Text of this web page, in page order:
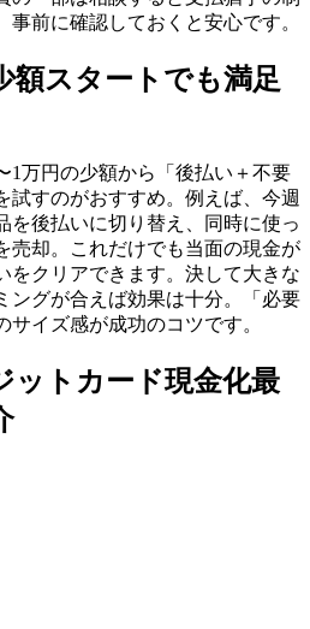
前に確認しておくと安心です。
額スタートでも満足
1万円の少額から「後払い＋不要
試すのがおすすめ。例えば、今週
を後払いに切り替え、同時に使っ
売却。これだけでも当面の現金が
をクリアできます。決して大きな
ングが合えば効果は十分。「必要
イズ感が成功のコツです。
ットカード現金化最